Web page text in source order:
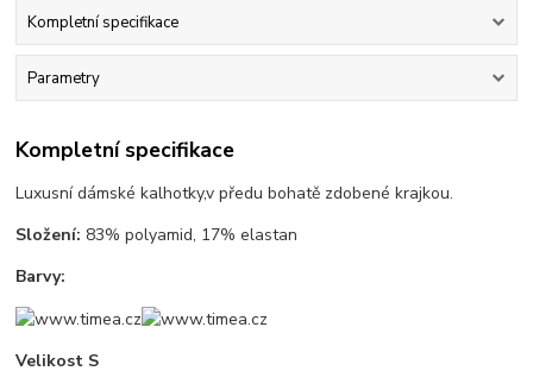
Kompletní specifikace
Parametry
Kompletní specifikace
Luxusní dámské kalhotky,v předu bohatě zdobené krajkou.
Složení: 83% polyamid, 17% elastan
Barvy:
Velikost S